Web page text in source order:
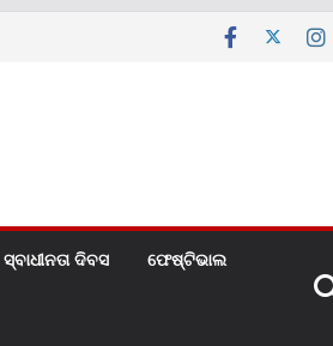
ସ୍ବାଧୀନତା ଦିବସ ଫେଷ୍ଟିଭାଲ